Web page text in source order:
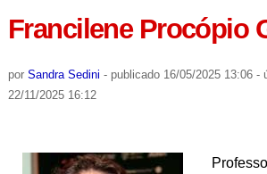
Francilene Procópio
por Sandra Sedini - publicado16/05/2025 13:06 -
22/11/2025 16:12